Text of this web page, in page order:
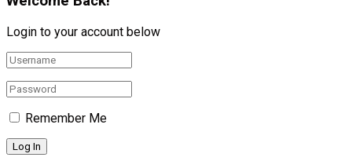
Login to your account below
Remember Me